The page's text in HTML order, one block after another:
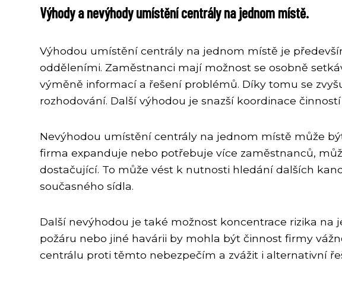
Výhody a nevýhody umístění centrály na jednom místě.
Výhodou umístění centrály na jednom místě je
odděleními. Zaměstnanci mají možnost se osobně
výměně informací a řešení problémů. Díky tomu se
rozhodování. Další výhodou je snazší koordinace
Nevýhodou umístění centrály na jednom místě může
firma expanduje nebo potřebuje více zaměstnanců,
dostačující. To může vést k nutnosti hledání dalších
současného sídla.
Další nevýhodou je také možnost koncentrace rizika na
požáru nebo jiné havárii by mohla být činnost firmy
centrálu proti těmto nebezpečím a zvážit i alternativní